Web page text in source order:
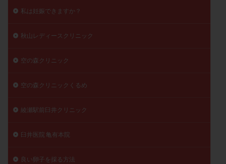
私は妊娠できますか？
秋山レディースクリニック
空の森クリニック
空の森クリニックくるめ
綾瀬駅前臼井クリニック
臼井医院 亀有本院
良い卵子を採る方法